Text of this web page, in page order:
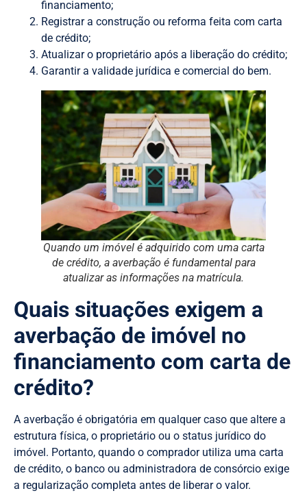
financiamento;
Registrar a construção ou reforma feita com carta
de crédito;
Atualizar o proprietário após a liberação do crédito;
Garantir a validade jurídica e comercial do bem.
Quando um imóvel é adquirido com uma carta
de crédito, a averbação é fundamental para
atualizar as informações na matrícula.
Quais situações exigem a
averbação de imóvel no
financiamento com carta de
crédito?
A averbação é obrigatória em qualquer caso que altere a
estrutura física, o proprietário ou o status jurídico do
imóvel. Portanto, quando o comprador utiliza uma carta
de crédito, o banco ou administradora de consórcio exige
a regularização completa antes de liberar o valor.